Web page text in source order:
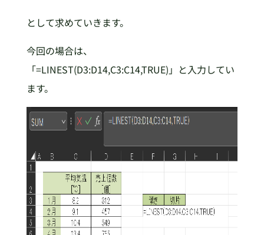
として求めていきます。
今回の場合は、
「=LINEST(D3:D14,C3:C14,TRUE)」と入力してい
ます。